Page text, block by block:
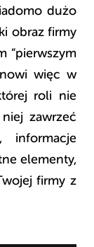
dużo
obraz firmy
“pierwszym
więc w
roli nie
zawrzeć
informacje
elementy,
firmy z